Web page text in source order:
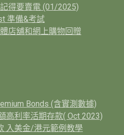
得要賣電 (01/2025)
準備&考試
店舖和網上購物回贈
Bonds (含實測數據)
高利率活期存款( Oct 2023)
入美金/港元範例教學